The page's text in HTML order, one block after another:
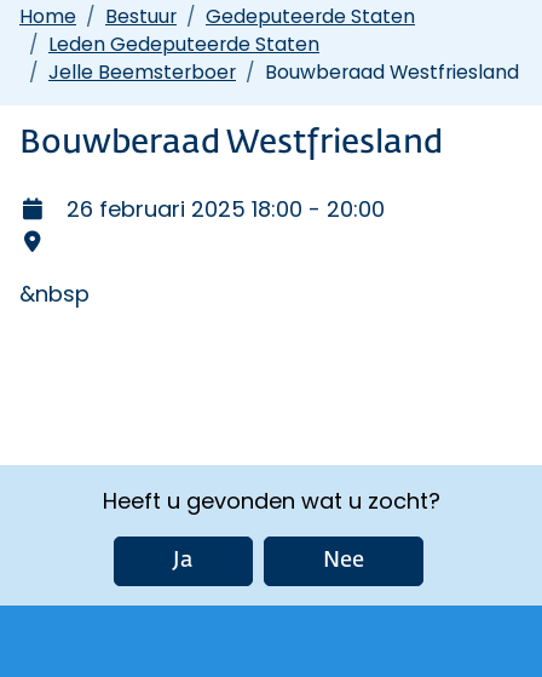
Home Bestuur
Gedeputeerde Staten
Leden Gedeputeerde Staten
Jelle Beemsterboer
Bouwberaad Westfriesland
Bouwberaad Westfriesland
26 februari 2025 18:00 - 20:00
&nbsp
Heeft u gevonden wat u zocht?
Ja Nee